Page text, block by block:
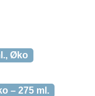
Øko
– 275 ml.